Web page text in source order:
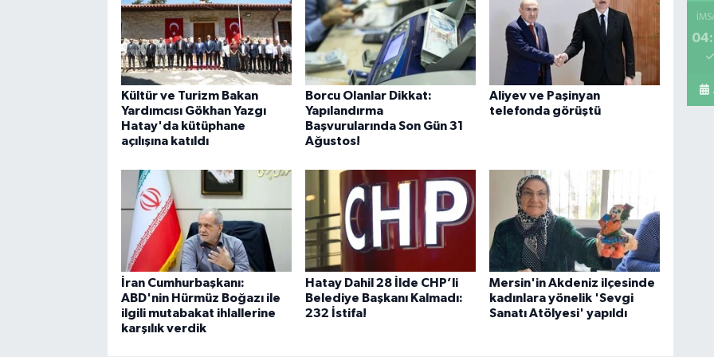
Kültür ve Turizm Bakan
Yardımcısı Gökhan Yazgı
Hatay'da kütüphane
açılışına katıldı
Borcu Olanlar Dikkat:
Yapılandırma
Başvurularında Son Gün 31
Ağustos!
Aliyev ve Paşinyan
telefonda görüştü
İran Cumhurbaşkanı:
ABD'nin Hürmüz Boğazı ile
ilgili mutabakat ihlallerine
karşılık verdik
Hatay Dahil 28 İlde CHP’li
Belediye Başkanı Kalmadı:
232 İstifa!
Mersin'in Akdeniz ilçesinde
kadınlara yönelik 'Sevgi
Sanatı Atölyesi' yapıldı
A